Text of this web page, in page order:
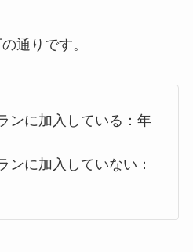
通りです。
ンに加入している：年
ンに加入していない：